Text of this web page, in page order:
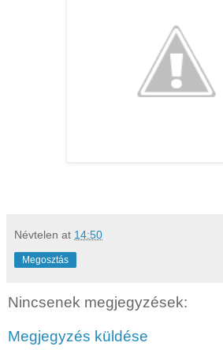
Névtelen at 14:50
Megosztás
Nincsenek megjegyzések:
Megjegyzés küldése